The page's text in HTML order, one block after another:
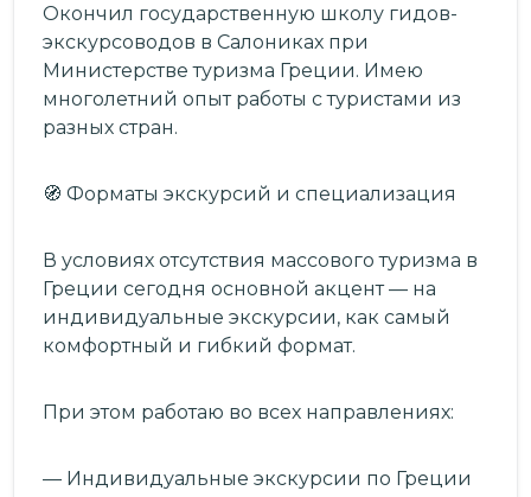
Окончил государственную школу гидов-
экскурсоводов в Салониках при
Министерстве туризма Греции. Имею
многолетний опыт работы с туристами из
разных стран.
🧭 Форматы экскурсий и специализация
В условиях отсутствия массового туризма в
Греции сегодня основной акцент — на
индивидуальные экскурсии, как самый
комфортный и гибкий формат.
При этом работаю во всех направлениях:
— Индивидуальные экскурсии по Греции